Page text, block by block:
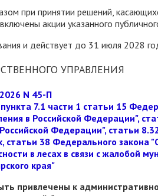
при принятии решений,
акции указанного
и действует до 31 июля 2028
УПРАВЛЕНИЯ
N 45-П
7.1 части 1 статьи 15
в Российской Федерации",
Федерации", статьи
38 Федерального закона
в лесах в связи с жалобой
края"
привлечены к